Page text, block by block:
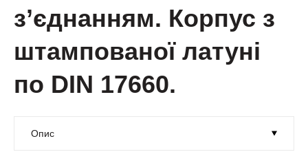
з’єднанням. Корпус з
штампованої латуні
по DIN 17660.